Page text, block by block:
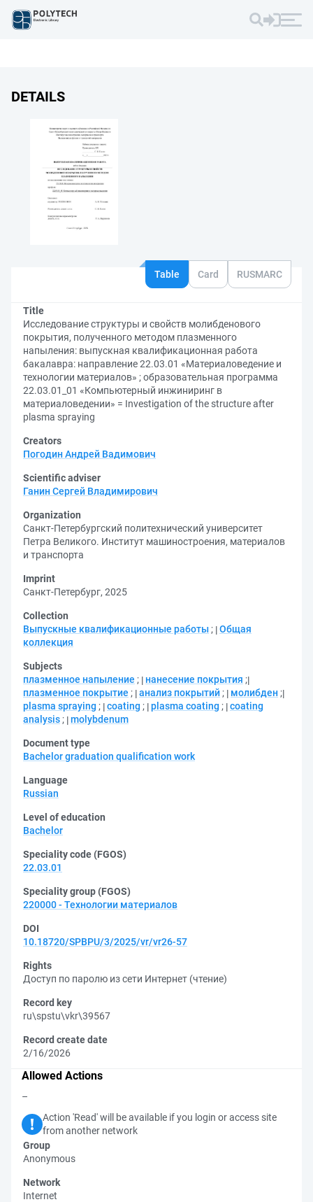
DETAILS
Table Card RUSMARC
Title
Исследование структуры и свойств молибденового
покрытия, полученного методом плазменного
напыления: выпускная квалификационная работа
бакалавра: направление 22.03.01 «Материаловедение и
технологии материалов» ; образовательная программа
22.03.01_01 «Компьютерный инжиниринг в
материаловедении» = Investigation of the structure after
plasma spraying
Creators
Погодин Андрей Вадимович
Scientific adviser
Ганин Сергей Владимирович
Organization
Санкт-Петербургский политехнический университет
Петра Великого. Институт машиностроения, материалов
и транспорта
Imprint
Санкт-Петербург, 2025
Collection
Выпускные квалификационные работы ; Общая
коллекция
Subjects
плазменное напыление ; нанесение покрытия ;
плазменное покрытие ; анализ покрытий ; молибден ;
plasma spraying ; coating ; plasma coating ; coating
analysis ; molybdenum
Document type
Bachelor graduation qualification work
Language
Russian
Level of education
Bachelor
Speciality code (FGOS)
22.03.01
Speciality group (FGOS)
220000 - Технологии материалов
DOI
10.18720/SPBPU/3/2025/vr/vr26-57
Rights
Доступ по паролю из сети Интернет (чтение)
Record key
ru\spstu\vkr\39567
Record create date
2/16/2026
Allowed Actions
–
Action 'Read' will be available if you login or access site
from another network
Group
Anonymous
Network
Internet